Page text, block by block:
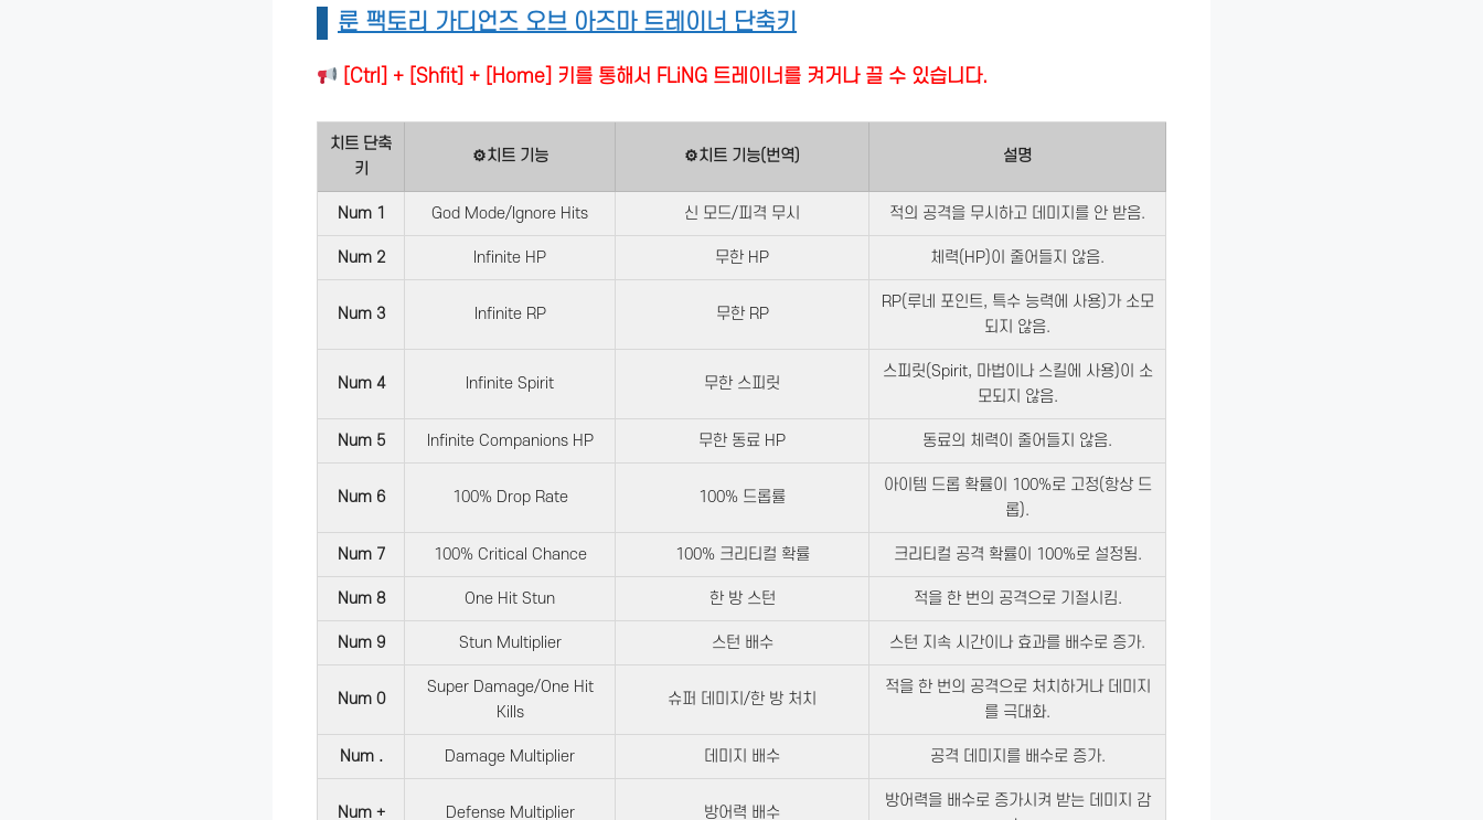
룬 팩토리 가디언즈 오브 아즈마 트레이너 단축키
[Ctrl] + [Shfit] + [Home] 키를 통해서 FLiNG 트레이너를 켜거나 끌 수 있습니다.
치트 단축
키
⚙치트 기능 ⚙치트 기능(번역) 설명
Num 1 God Mode/Ignore Hits 신 모드/피격 무시 적의 공격을 무시하고 데미지를 안 받음.
Num 2 Infinite HP 무한 HP 체력(HP)이 줄어들지 않음.
Num 3 Infinite RP 무한 RP
RP(루네 포인트, 특수 능력에 사용)가 소모
되지 않음.
Num 4 Infinite Spirit 무한 스피릿
스피릿(Spirit, 마법이나 스킬에 사용)이 소
모되지 않음.
Num 5 Infinite Companions HP 무한 동료 HP 동료의 체력이 줄어들지 않음.
Num 6 100% Drop Rate 100% 드롭률
아이템 드롭 확률이 100%로 고정(항상 드
롭).
Num 7 100% Critical Chance 100% 크리티컬 확률 크리티컬 공격 확률이 100%로 설정됨.
Num 8 One Hit Stun 한 방 스턴 적을 한 번의 공격으로 기절시킴.
Num 9 Stun Multiplier 스턴 배수 스턴 지속 시간이나 효과를 배수로 증가.
Num 0
Super Damage/One Hit
Kills
슈퍼 데미지/한 방 처치
적을 한 번의 공격으로 처치하거나 데미지
를 극대화.
Num . Damage Multiplier 데미지 배수 공격 데미지를 배수로 증가.
Num + Defense Multiplier 방어력 배수
방어력을 배수로 증가시켜 받는 데미지 감